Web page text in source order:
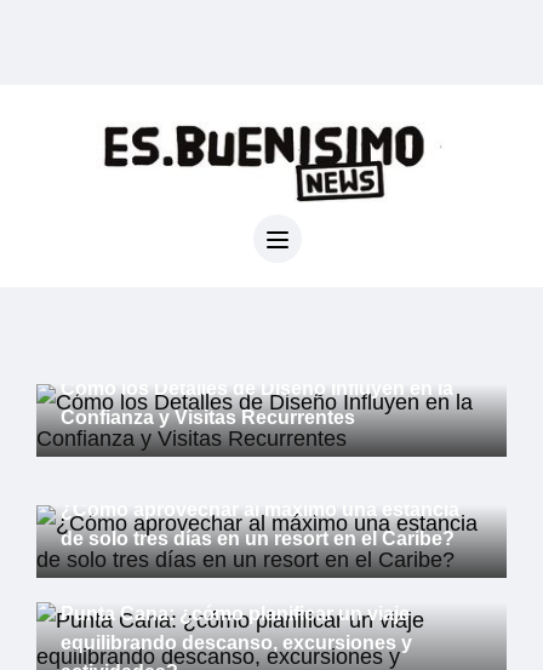
Cómo los Detalles de Diseño Influyen en la
Confianza y Visitas Recurrentes
¿Cómo aprovechar al máximo una estancia
de solo tres días en un resort en el Caribe?
Internet
Punta Cana: ¿cómo planificar un viaje
equilibrando descanso, excursiones y